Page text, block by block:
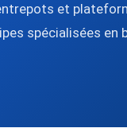
et
spécialisées en